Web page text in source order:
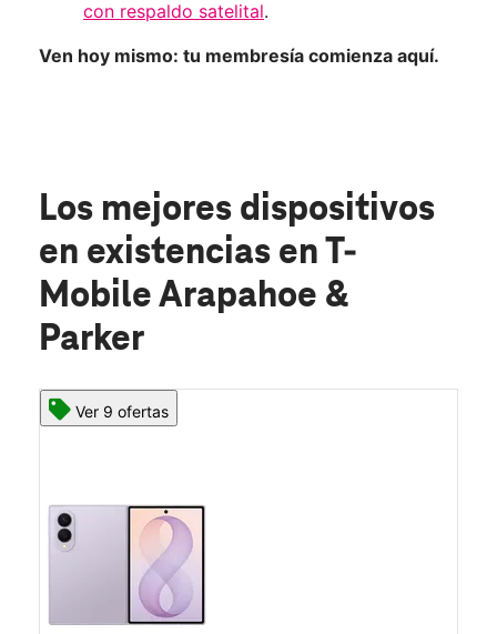
con respaldo satelital.
Ven hoy mismo: tu membresía comienza aquí.
Los mejores dispositivos
en existencias en T-
Mobile Arapahoe &
Parker
Ver 9 ofertas